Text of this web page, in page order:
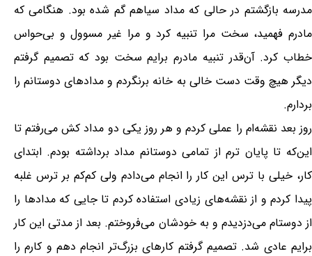
مدرسه بازگشتم در حالی که مداد سیاهم گم شده بود. هنگامی که
مادرم فهمید، سخت مرا تنبیه کرد و مرا غیر مسوول و بی‌حواس
خطاب کرد. آن‌قدر تنبیه مادرم برایم سخت بود که تصمیم گرفتم
دیگر هیچ وقت دست خالی به خانه برنگردم و مدادهای دوستانم را
بردارم.
روز بعد نقشه‌ام را عملی کردم و هر روز یکی دو مداد کش می‌رفتم تا
این‌که تا پایان ترم از تمامی دوستانم مداد برداشته بودم. ابتدای
کار، خیلی با ترس این کار را انجام می‌دادم ولی کم‌کم بر ترس غلبه
پیدا کردم و از نقشه‌های زیادی استفاده کردم تا جایی که مدادها را
از دوستام می‌دزدیدم و به خودشان می‌فروختم. بعد از مدتی این کار
برایم عادی شد. تصمیم گرفتم کارهای بزرگ‌تر انجام دهم و کارم را